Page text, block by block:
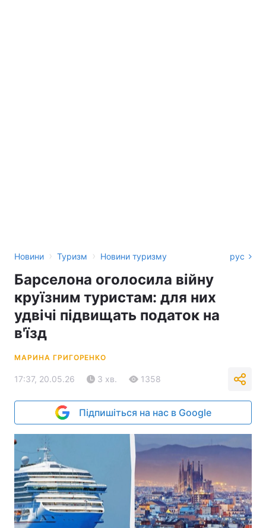
Новини › Туризм › Новини туризму рус
Барселона оголосила війну
круїзним туристам: для них
удвічі підвищать податок на
в'їзд
МАРИНА ГРИГОРЕНКО
17:37, 20.05.26 3 хв. 1358
Підпишіться на нас в Google